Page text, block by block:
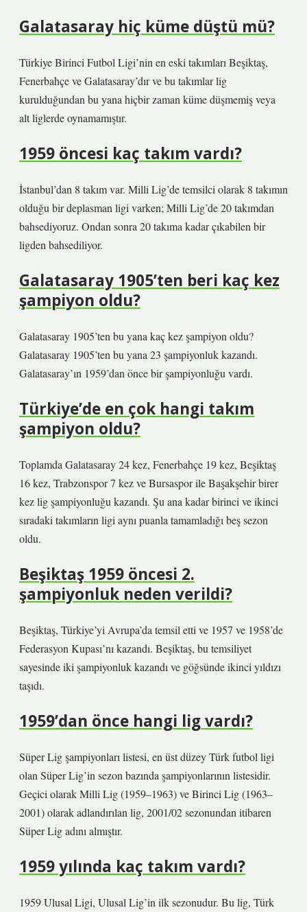
Galatasaray hiç küme düştü mü?
Türkiye Birinci Futbol Ligi’nin en eski takımları Beşiktaş,
Fenerbahçe ve Galatasaray’dır ve bu takımlar lig
kurulduğundan bu yana hiçbir zaman küme düşmemiş veya
alt liglerde oynamamıştır.
1959 öncesi kaç takım vardı?
İstanbul’dan 8 takım var. Milli Lig’de temsilci olarak 8 takımın
olduğu bir deplasman ligi varken; Milli Lig’de 20 takımdan
bahsediyoruz. Ondan sonra 20 takıma kadar çıkabilen bir
ligden bahsediliyor.
Galatasaray 1905’ten beri kaç kez
şampiyon oldu?
Galatasaray 1905’ten bu yana kaç kez şampiyon oldu?
Galatasaray 1905’ten bu yana 23 şampiyonluk kazandı.
Galatasaray’ın 1959’dan önce bir şampiyonluğu vardı.
Türkiye’de en çok hangi takım
şampiyon oldu?
Toplamda Galatasaray 24 kez, Fenerbahçe 19 kez, Beşiktaş
16 kez, Trabzonspor 7 kez ve Bursaspor ile Başakşehir birer
kez lig şampiyonluğu kazandı. Şu ana kadar birinci ve ikinci
sıradaki takımların ligi aynı puanla tamamladığı beş sezon
oldu.
Beşiktaş 1959 öncesi 2.
şampiyonluk neden verildi?
Beşiktaş, Türkiye’yi Avrupa’da temsil etti ve 1957 ve 1958’de
Federasyon Kupası’nı kazandı. Beşiktaş, bu temsiliyet
sayesinde iki şampiyonluk kazandı ve göğsünde ikinci yıldızı
taşıdı.
1959’dan önce hangi lig vardı?
Süper Lig şampiyonları listesi, en üst düzey Türk futbol ligi
olan Süper Lig’in sezon bazında şampiyonlarının listesidir.
Geçici olarak Milli Lig (1959–1963) ve Birinci Lig (1963–
2001) olarak adlandırılan lig, 2001/02 sezonundan itibaren
Süper Lig adını almıştır.
1959 yılında kaç takım vardı?
1959 Ulusal Ligi, Ulusal Lig’in ilk sezonudur. Bu lig, Türk